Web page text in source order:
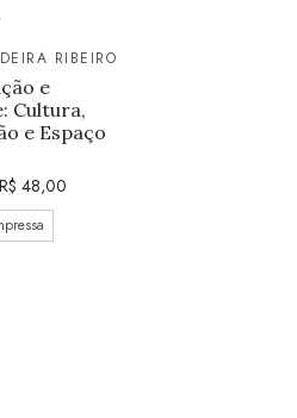
RIBEIRO
e
Cultura,
e Espaço
R$ 48,00